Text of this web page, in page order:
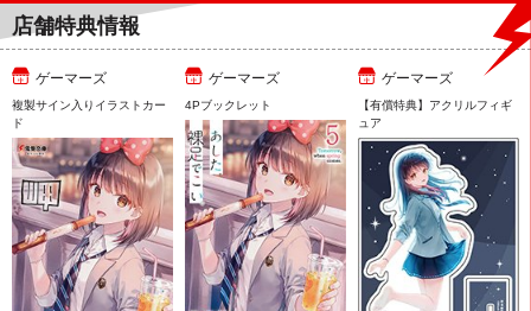
店舗特典情報
ゲーマーズ
複製サイン入りイラストカー
ド
ゲーマーズ
4Pブックレット
ゲーマーズ
【有償特典】アクリルフィギ
ュア